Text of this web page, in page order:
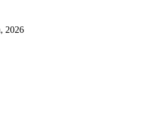
2026